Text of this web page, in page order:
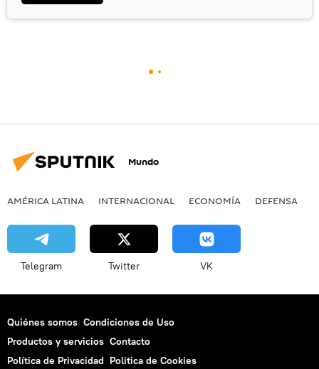
Mundo
AMÉRICA LATINA INTERNACIONAL ECONOMÍA DEFENSA
Telegram Twitter VK
Quiénes somos Condiciones de Uso
Productos y servicios Contacto
Política de Privacidad Politica de Cookies